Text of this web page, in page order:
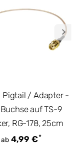
Pigtail / Adapter -
auf TS-9
RG-178, 25cm
ab 4,99 €*